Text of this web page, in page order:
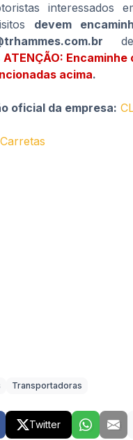
interessados
devem
ATENÇÃO:
acima.
oficial da empresa:
Transportadoras
Twitter